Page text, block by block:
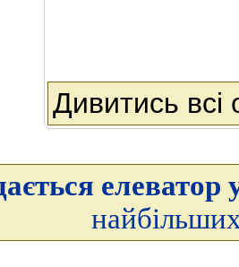
Дивитись всі
елеватор